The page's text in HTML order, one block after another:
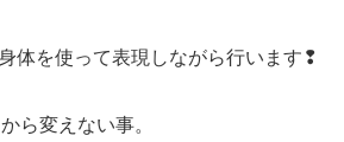
体を使って表現しながら行います❢
ら変えない事。